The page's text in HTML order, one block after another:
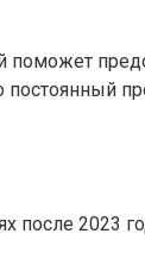
после 2023